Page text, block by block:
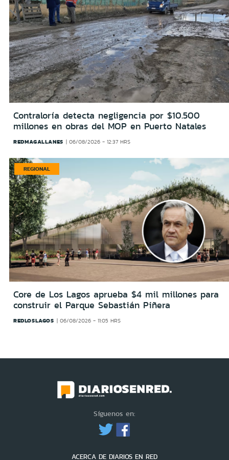
Contraloría detecta negligencia por $10.500
millones en obras del MOP en Puerto Natales
REDMAGALLANES 06/08/2026 - 12:37 HRS
REGIONAL
Core de Los Lagos aprueba $4 mil millones para
construir el Parque Sebastián Piñera
REDLOSLAGOS 06/08/2026 - 11:05 HRS
Síguenos en:
ACERCA DE DIARIOS EN RED